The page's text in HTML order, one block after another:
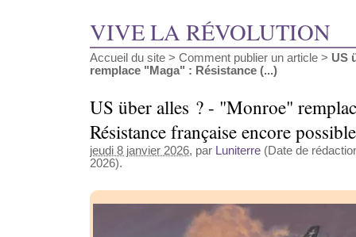
VIVE LA RÉVOLUTION
Accueil du site > Comment publier un article > US
remplace "Maga" : Résistance (...)
US über alles ? - "Monroe"
Résistance française encore
jeudi 8 janvier 2026, par Luniterre (Date de
2026).